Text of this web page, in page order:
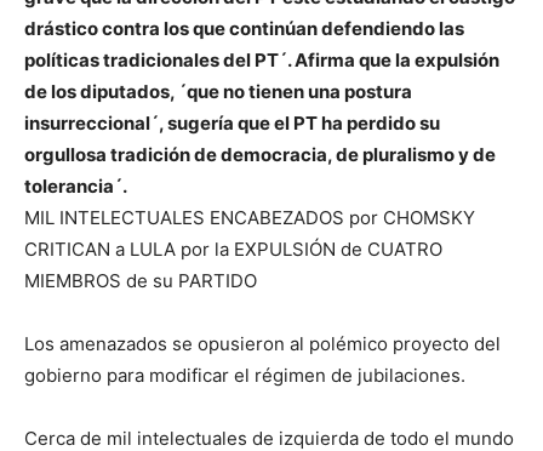
drástico contra los que continúan defendiendo las
políticas tradicionales del PT´. Afirma que la expulsión
de los diputados, ´que no tienen una postura
insurreccional´, sugería que el PT ha perdido su
orgullosa tradición de democracia, de pluralismo y de
tolerancia´.
MIL INTELECTUALES ENCABEZADOS por CHOMSKY
CRITICAN a LULA por la EXPULSIÓN de CUATRO
MIEMBROS de su PARTIDO
Los amenazados se opusieron al polémico proyecto del
gobierno para modificar el régimen de jubilaciones.
Cerca de mil intelectuales de izquierda de todo el mundo